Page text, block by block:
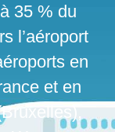
35 % du
l’aéroport
en
et en